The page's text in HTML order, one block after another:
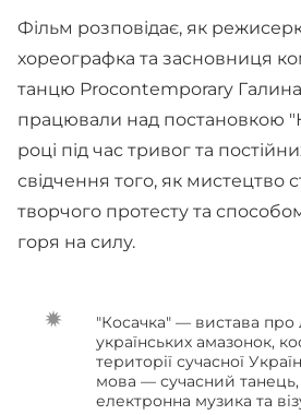
Фільм розповідає, як
хореографка та засновниця
танцю Procontemporary Галина
працювали над постановкою
році під час тривог та
свідчення того, як мистецтво
творчого протесту та
горя на силу.
"Косачка" — вистава про
українських амазонок,
території сучасної
мова — сучасний танець,
електронна музика та